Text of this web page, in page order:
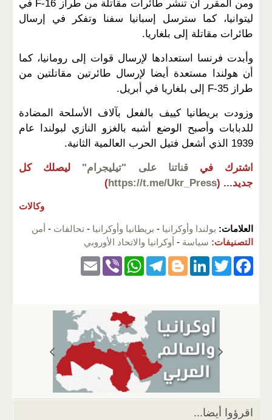
ومن المقرر أن تنشر طائرات مقاتلة من طراز F-16 في
ليتوانيا، كما سترسل إسبانيا سفنا وتفكر في إرسال
طائرات مقاتلة إلى بلغاريا.
وأبدت فرنسا استعدادها لإرسال قوات إلى رومانيا، كما
أن هولندا مستعدة أيضا لإرسال طائرتين مقاتلتين من
طراز F-35 إلى بلغاريا في أبريل.
وزودت بريطانيا كييف بالفعل بآلاف الأسلحة المضادة
للدبابات وأصبح الوضع أشبه بالغزو النازي لبولندا عام
1939 الذي أشعل فتيل الحرب العالمية الثانية.
اشترك في قناتنا على "تيليجرام"
ليصلك كل
جديد... (
https://t.me/Ukr_Press
)
وكالات
العلامات: بولندا وأوكرانيا - بريطانيا وأوكرانيا - تحالفات - أمن
التصنيفات: سياسة - أوكرانيا والاتحاد الأوروبي
F
k
T
er
Li
e
dI
n
Bl
g
er
T
gr
a
m
W
s
A
p
Vi
اقرؤوا أيضا...